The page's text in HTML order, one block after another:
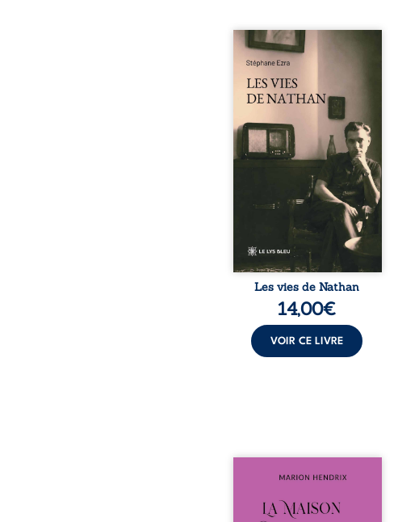
Les vies de Nathan est un
recueil de poésie né en trois
la première fois, Stéphane Ezra,
médium, a pu communiquer
avec son père, disparu depuis
plus de vingt ans et qu’il n’a
jamais connu. De ce dialogue
par-delà la mort naissent des
poèmes qui retracent une vie
marquée par la Seconde
Guerre mondiale, une identité
juive brisée, la guerre ...
Les vies de Nathan
14,00€
VOIR CE LIVRE
Nous sommes en 1979, soit 15
patriarche Anatole-Eustache.
La famille devra affronter non